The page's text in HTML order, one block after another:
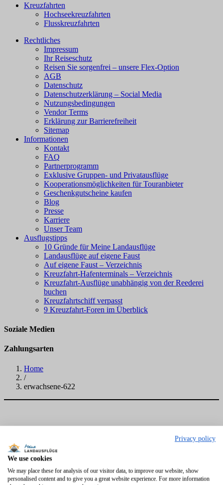
Kreuzfahrten
Hochseekreuzfahrten
Flusskreuzfahrten
Rechtliches
Impressum
Ihr Reiseschutz
Reisen Sie sorgenfrei – unsere Flex-Option
AGB
Datenschutz
Datenschutzerklärung – Social Media
Nutzungsbedingungen
Vendor Terms
Erklärung zur Barrierefreiheit
Sitemap
Informationen
Kontakt
FAQ
Partnerprogramm
Exklusive Gruppen- und Privatausflüge
Kooperationsmöglichkeiten für Touranbieter
Geschenkgutscheine kaufen
Blog
Presse
Karriere
Unser Team
Ausflugstipps
10 Gründe für Meine Landausflüge
Landausflüge auf eigene Faust
Auf eigene Faust – Verzeichnis
Kreuzfahrt-Hafenterminals – Verzeichnis
Kreuzfahrt-Ausflüge unabhängig von der Reederei
buchen
Kreuzfahrtschiff verpasst
9 Kreuzfahrt-Foren im Überblick
Soziale Medien
Zahlungsarten
Home
/
erwachsene-622
Privacy policy
We use cookies
We may place these for analysis of our visitor data, to improve our website, show
personalised content and to give you a great website experience. For more information